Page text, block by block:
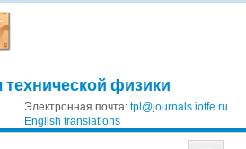
физики
Электронная почта: tpl@journals.ioffe.ru
English translations